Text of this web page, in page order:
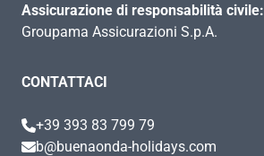
Assicurazione di responsabilità civile:
Groupama Assicurazioni S.p.A.
CONTATTACI
+39 393 83 799 79
b@buenaonda-holidays.com